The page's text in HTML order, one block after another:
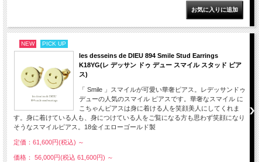
NEW PICK UP
les desseins de DIEU 894 Smile Stud Earrings
K18YG(レ デッサン ドゥ デュー スマイル スタッド ピア
ス)
「 Smile 」スマイルが可愛い華奢ピアス。レデッサンドゥ
デューの人気のスマイル ピアスです。華奢なスマイル に
こちゃんピアスは身に着ける人を笑顔美人にしてくれま
す。身に着けている人も、身につけている人をご覧になる方も思わず笑顔になり
そうなスマイルピアス。18金イエローゴールド製
定価：61,600円(税込) ～
価格： 56,000円(税込 61,600円) ～